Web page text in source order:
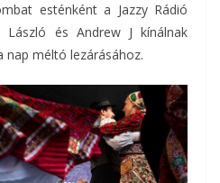
esténként a Jazzy Rádió
László és Andrew J kínálnak
nap méltó lezárásához.